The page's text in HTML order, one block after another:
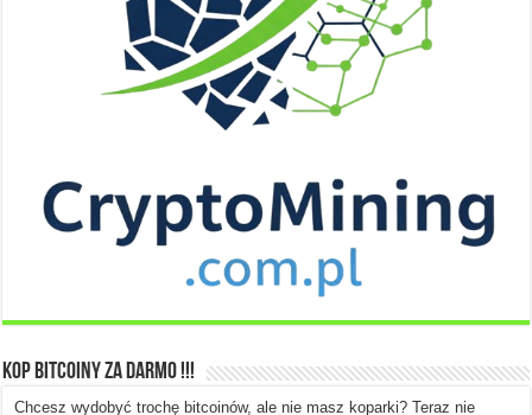
Kop Bitcoiny za Darmo !!!
Chcesz wydobyć trochę bitcoinów, ale nie masz koparki? Teraz nie